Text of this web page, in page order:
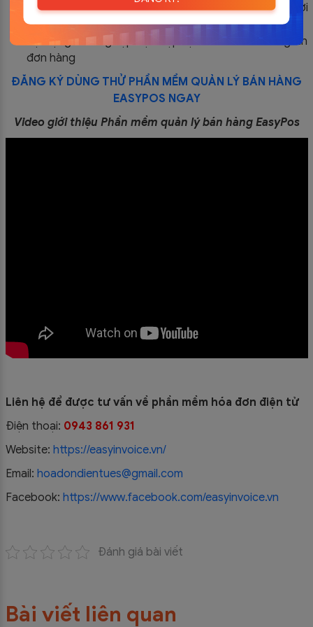
Tự động thống kê báo cáo chi tiết về doanh thu, lợi
nhuận, chi phí… mỗi ngày
Tự động hóa nghiệp vụ nhập liệu và lưu trữ thông tin
đơn hàng
ĐĂNG KÝ DÙNG THỬ PHẦN MỀM QUẢN LÝ BÁN HÀNG
EASYPOS NGAY
Video giới thiệu Phần mềm quản lý bán hàng EasyPos
Liên hệ để được tư vấn về phần mềm hóa đơn điện tử
Điện thoại: 0943 861 931
Website: https://easyinvoice.vn/
Email: hoadondientues@gmail.com
Facebook: https://www.facebook.com/easyinvoice.vn
Đánh giá bài viết
Bài viết liên quan